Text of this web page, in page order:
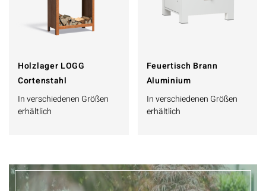
Holzlager LOGG
Cortenstahl
In verschiedenen Größen
erhältlich
Feuertisch Brann
Aluminium
In verschiedenen Größen
erhältlich